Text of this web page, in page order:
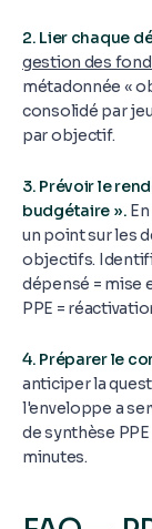
2. Lier chaque
gestion des
métadonnée «
consolidé par
par objectif.
3. Prévoir le
budgétaire ».
un point sur les
objectifs.
dépensé = mise
PPE =
4. Préparer le
anticiper la
l'enveloppe a
de synthèse
minutes.